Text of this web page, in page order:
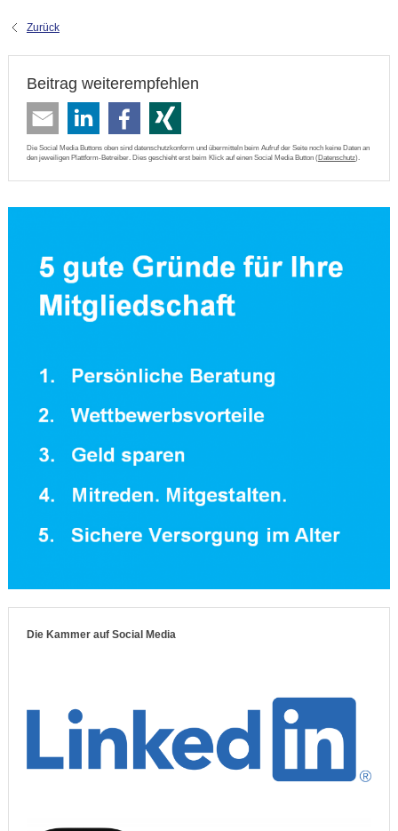
Zurück
Beitrag weiterempfehlen
Die Social Media Buttons oben sind datenschutzkonform und übermitteln beim Aufruf der Seite noch keine Daten an
den jeweiligen Plattform-Betreiber. Dies geschieht erst beim Klick auf einen Social Media Button (Datenschutz).
Die Kammer auf Social Media